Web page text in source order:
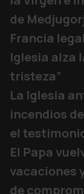
de
Francia
Iglesia alza
tristeza”
La Iglesia
incendios
el
El Papa
vacaciones
de